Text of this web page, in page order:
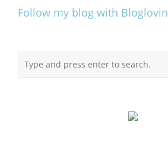
Follow my blog with Bloglovin